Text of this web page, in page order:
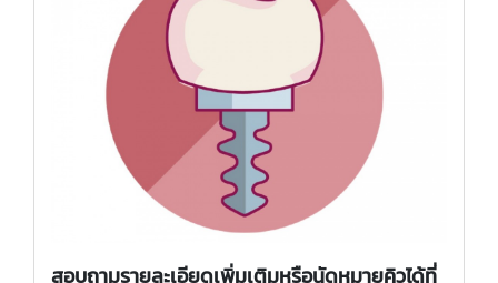
สอบถามรายละเอียดเพิ่มเติมหรือนัดหมายคิวได้ที่